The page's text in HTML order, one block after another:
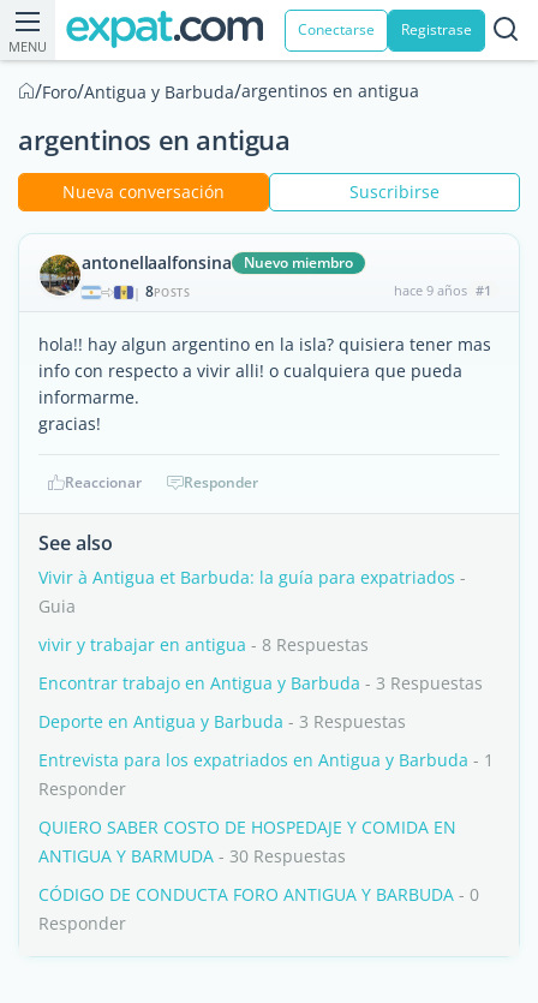
MENU
Conectarse Registrase
/Foro/Antigua y Barbuda/argentinos en antigua
argentinos en antigua
Nueva conversación Suscribirse
antonellaalfonsina Nuevo miembro
| 8POSTS hace 9 años #1
hola!! hay algun argentino en la isla? quisiera tener mas
info con respecto a vivir alli! o cualquiera que pueda
informarme.
gracias!
Reaccionar Responder
See also
Vivir à Antigua et Barbuda: la guía para expatriados -
Guia
vivir y trabajar en antigua - 8 Respuestas
Encontrar trabajo en Antigua y Barbuda - 3 Respuestas
Deporte en Antigua y Barbuda - 3 Respuestas
Entrevista para los expatriados en Antigua y Barbuda - 1
Responder
QUIERO SABER COSTO DE HOSPEDAJE Y COMIDA EN
ANTIGUA Y BARMUDA - 30 Respuestas
CÓDIGO DE CONDUCTA FORO ANTIGUA Y BARBUDA - 0
Responder